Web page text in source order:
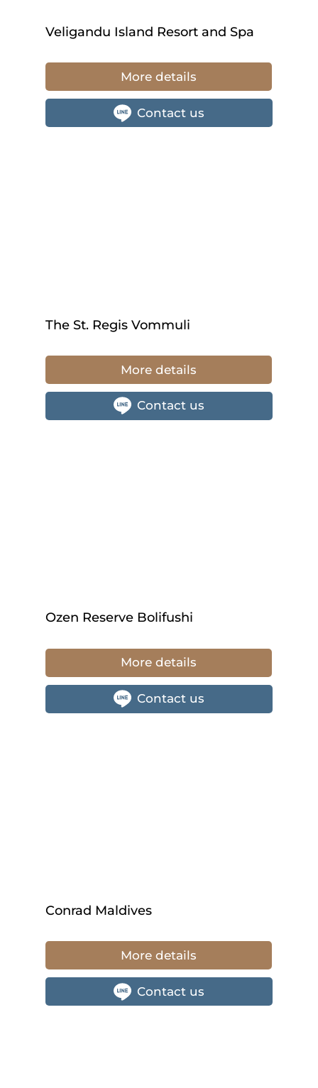
Veligandu Island Resort and Spa
More details
Contact us
The St. Regis Vommuli
More details
Contact us
Ozen Reserve Bolifushi
More details
Contact us
Conrad Maldives
More details
Contact us